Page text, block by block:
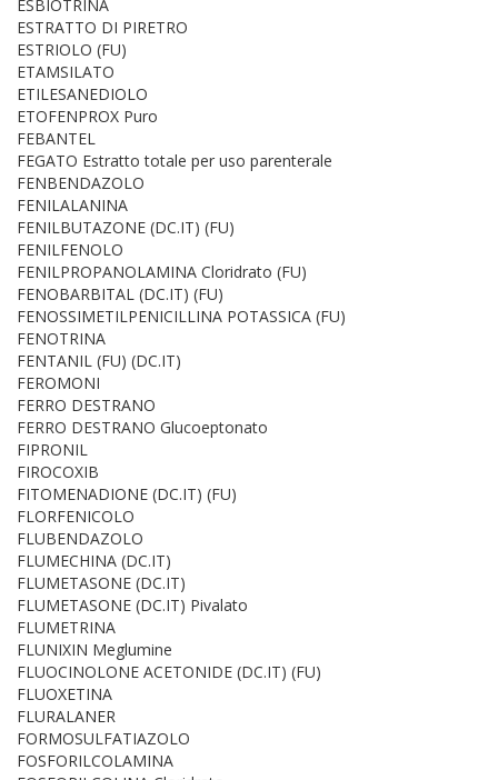
ESBIOTRINA
ESTRATTO DI PIRETRO
ESTRIOLO (FU)
ETAMSILATO
ETILESANEDIOLO
ETOFENPROX Puro
FEBANTEL
FEGATO Estratto totale per uso parenterale
FENBENDAZOLO
FENILALANINA
FENILBUTAZONE (DC.IT) (FU)
FENILFENOLO
FENILPROPANOLAMINA Cloridrato (FU)
FENOBARBITAL (DC.IT) (FU)
FENOSSIMETILPENICILLINA POTASSICA (FU)
FENOTRINA
FENTANIL (FU) (DC.IT)
FEROMONI
FERRO DESTRANO
FERRO DESTRANO Glucoeptonato
FIPRONIL
FIROCOXIB
FITOMENADIONE (DC.IT) (FU)
FLORFENICOLO
FLUBENDAZOLO
FLUMECHINA (DC.IT)
FLUMETASONE (DC.IT)
FLUMETASONE (DC.IT) Pivalato
FLUMETRINA
FLUNIXIN Meglumine
FLUOCINOLONE ACETONIDE (DC.IT) (FU)
FLUOXETINA
FLURALANER
FORMOSULFATIAZOLO
FOSFORILCOLAMINA